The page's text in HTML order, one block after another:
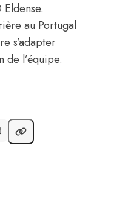
au Portugal
s’adapter
de l’équipe.